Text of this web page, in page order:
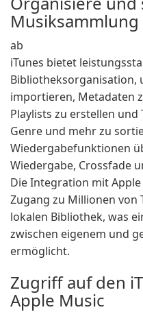
Musiksammlung
ab
iTunes bietet
Bibliotheksorganisation,
importieren, Metadaten
Playlists zu erstellen und
Genre und mehr zu
Wiedergabefunktionen
Wiedergabe, Crossfade
Die Integration mit
Zugang zu Millionen
lokalen Bibliothek, was
zwischen eigenem und
ermöglicht.
Zugriff auf den
Apple Music